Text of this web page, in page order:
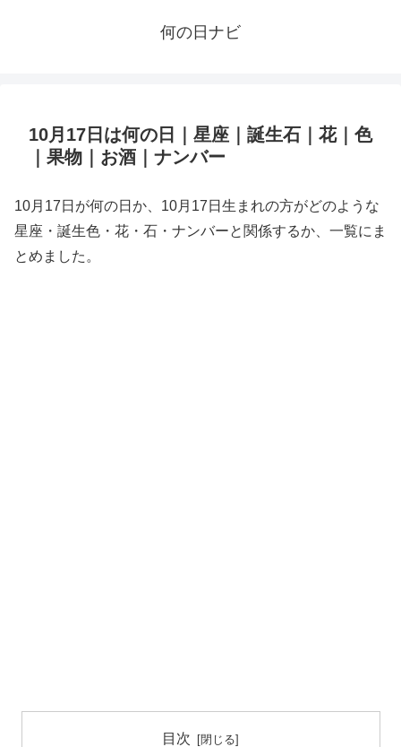
何の日ナビ
10月17日は何の日｜星座｜誕生石｜花｜色
｜果物｜お酒｜ナンバー
10月17日が何の日か、10月17日生まれの方がどのような
星座・誕生色・花・石・ナンバーと関係するか、一覧にま
とめました。
目次